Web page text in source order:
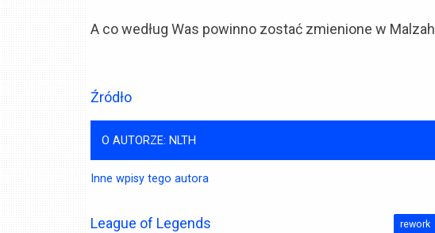
A co według Was powinno zostać zmienione w
Źródło
O AUTORZE: NLTH
Inne wpisy tego autora
League of Legends
rework